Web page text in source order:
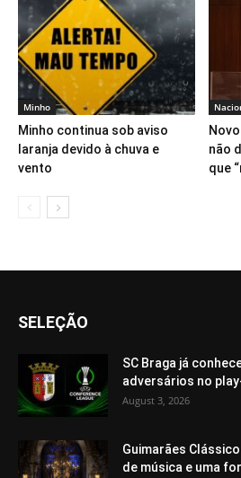
Minho
Minho continua sob aviso
laranja devido à chuva e
vento
não
que
SELEÇÃO
SC Braga já
adversários no
August 3, 2026
Guimarães
de música e uma